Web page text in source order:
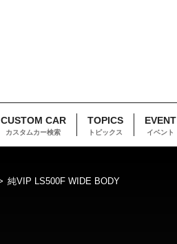
CUSTOM CAR
カスタムカー検索
TOPICS
トピックス
EVENT
イベント
純VIP LS500F WIDE BODY